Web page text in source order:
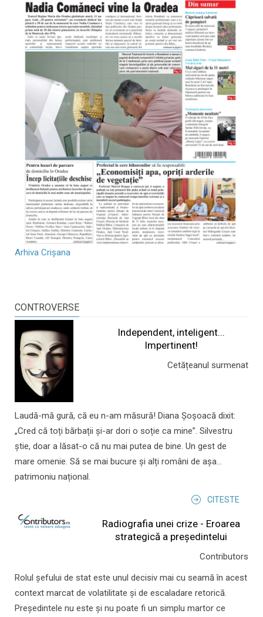
Arhiva Crișana
CONTROVERSE
Independent, inteligent...
Impertinent!
Cetățeanul surmenat
Laudă-mă gură, că eu n-am măsură! Diana Șoșoacă dixit:
„Cred că toți bărbații și-ar dori o soție ca mine”. Silvestru
știe, doar a lăsat-o că nu mai putea de bine. Un gest de
mare omenie. Să se mai bucure și alți români de așa...
patrimoniu național.
CITESTE
Radiografia unei crize - Eroarea
strategică a președintelui
Contributors
Rolul şefului de stat este unul decisiv mai cu seamă în acest
context marcat de volatilitate şi de escaladare retorică.
Preşedintele nu este şi nu poate fi un simplu martor ce